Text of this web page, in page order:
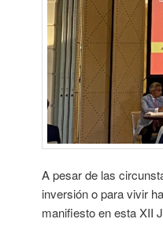
A pesar de las
inversión o para vivir
manifiesto en esta XII